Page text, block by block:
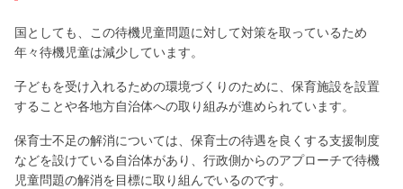
国としても、この待機児童問題に対して対策を取っているため
年々待機児童は減少しています。
子どもを受け入れるための環境づくりのために、保育施設を設置
することや各地方自治体への取り組みが進められています。
保育士不足の解消については、保育士の待遇を良くする支援制度
などを設けている自治体があり、行政側からのアプローチで待機
児童問題の解消を目標に取り組んでいるのです。